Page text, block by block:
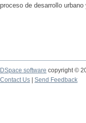
proceso de desarrollo
DSpace software copyright ©
Contact Us
Send Feedback